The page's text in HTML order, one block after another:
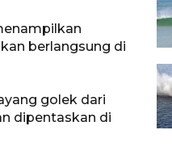
berlangsung di
golek dari
dipentaskan di